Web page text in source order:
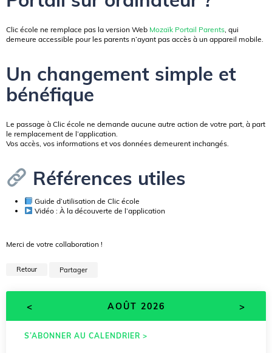
Clic école ne remplace pas la version Web Mozaïk Portail Parents, qui
demeure accessible pour les parents n’ayant pas accès à un appareil mobile.
Un changement simple et
bénéfique
Le passage à Clic école ne demande aucune autre action de votre part, à part
le remplacement de l’application.
Vos accès, vos informations et vos données demeurent inchangés.
Références utiles
Guide d’utilisation de Clic école
Vidéo : À la découverte de l’application
Merci de votre collaboration !
Retour Partager
< AOÛT 2026 >
S’ABONNER AU CALENDRIER >